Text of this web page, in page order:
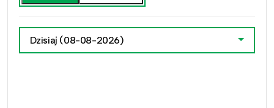
Dzisiaj (08-08-2026)